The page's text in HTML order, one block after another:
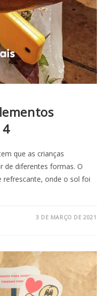
que as crianças
de diferentes formas. O
refrescante, onde o sol foi
3 DE MARÇO DE 2021